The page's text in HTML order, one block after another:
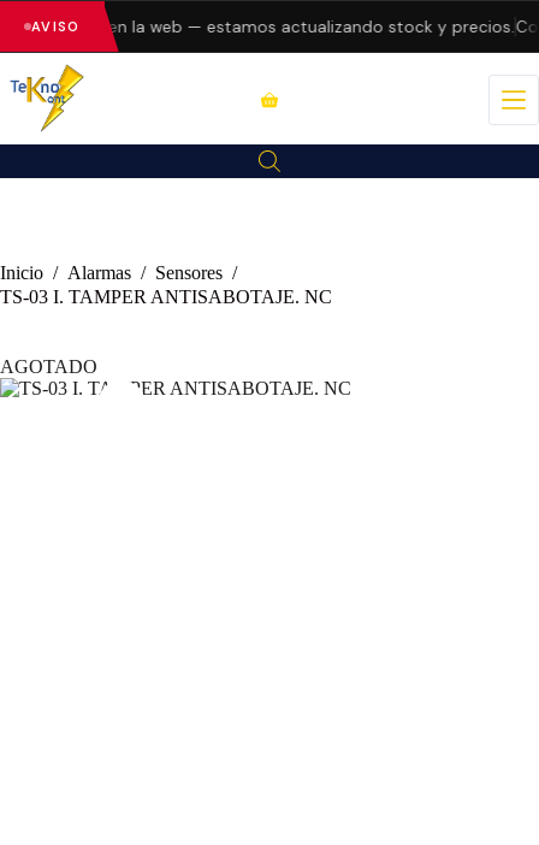
AVISO
errores en la web — estamos actualizando stock y precios.
Inicio / Alarmas / Sensores /
TS-03 I. TAMPER ANTISABOTAJE. NC
AGOTADO